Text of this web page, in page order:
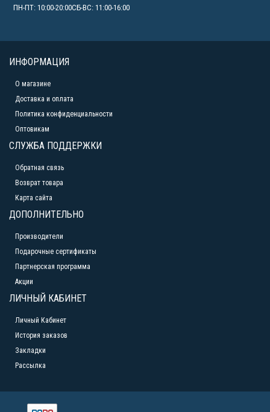
ПН-ПТ: 10:00-20:00СБ-ВС: 11:00-16:00
ИНФОРМАЦИЯ
О магазине
Доставка и оплата
Политика конфиденциальности
Оптовикам
СЛУЖБА ПОДДЕРЖКИ
Обратная связь
Возврат товара
Карта сайта
ДОПОЛНИТЕЛЬНО
Производители
Подарочные сертификаты
Партнерская программа
Акции
ЛИЧНЫЙ КАБИНЕТ
Личный Кабинет
История заказов
Закладки
Рассылка